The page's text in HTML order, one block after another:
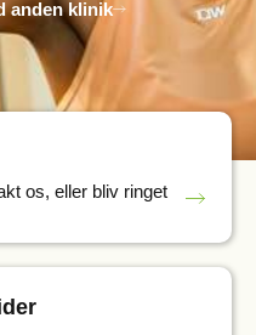
anden klinik
os, eller bliv ringet